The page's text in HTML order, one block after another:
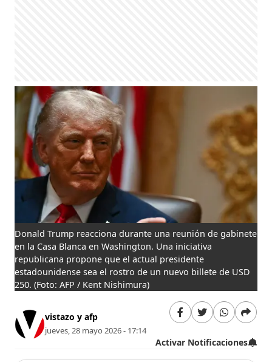
Donald Trump reacciona durante una reunión de gabinete
en la Casa Blanca en Washington. Una iniciativa
republicana propone que el actual presidente
estadounidense sea el rostro de un nuevo billete de USD
250. (Foto: AFP / Kent Nishimura)
vistazo y afp
jueves, 28 mayo 2026 - 17:14
Activar Notificaciones